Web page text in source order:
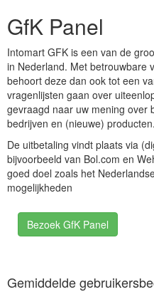
GfK Panel
Intomart GFK is een van de
in Nederland. Met betrouwbare
behoort deze dan ook tot een
vragenlijsten gaan over
gevraagd naar uw mening over
bedrijven en (nieuwe) producten.
De uitbetaling vindt plaats via
bijvoorbeeld van Bol.com en
goed doel zoals het
mogelijkheden
Bezoek GfK Panel
Gemiddelde